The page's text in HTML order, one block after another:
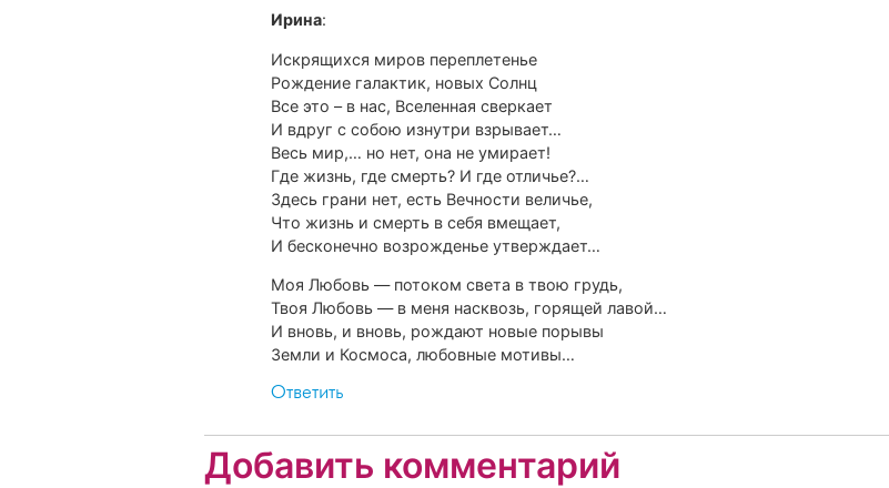
Ирина:
Искрящихся миров переплетенье
Рождение галактик, новых Солнц
Все это – в нас, Вселенная сверкает
И вдруг с собою изнутри взрывает…
Весь мир,… но нет, она не умирает!
Где жизнь, где смерть? И где отличье?…
Здесь грани нет, есть Вечности величье,
Что жизнь и смерть в себя вмещает,
И бесконечно возрожденье утверждает…
Моя Любовь — потоком света в твою грудь,
Твоя Любовь — в меня насквозь, горящей лавой…
И вновь, и вновь, рождают новые порывы
Земли и Космоса, любовные мотивы…
Ответить
Добавить комментарий